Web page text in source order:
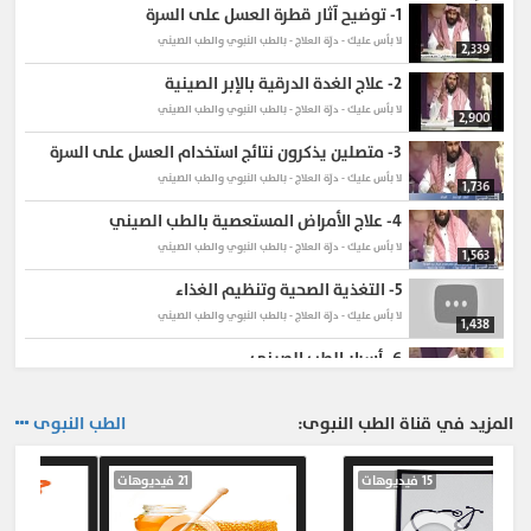
2,339
1- توضيح آثار قطرة العسل على السرة
لا بأس عليك - درّة العلاج - بالطب النبوي والطب الصيني
2,900
2- علاج الغدة الدرقية بالإبر الصينية
لا بأس عليك - درّة العلاج - بالطب النبوي والطب الصيني
1,736
3- متصلين يذكرون نتائج استخدام العسل على السرة
لا بأس عليك - درّة العلاج - بالطب النبوي والطب الصيني
1,563
4- علاج الأمراض المستعصية بالطب الصيني
لا بأس عليك - درّة العلاج - بالطب النبوي والطب الصيني
1,438
5- التغذية الصحية وتنظيم الغذاء
لا بأس عليك - درّة العلاج - بالطب النبوي والطب الصيني
6- أسرار الطب الصيني
1,805
7- علاج الغدة الدرقية
لا بأس عليك - درّة العلاج - بالطب النبوي والطب الصيني
8- فوائد البقدونس
لا بأس عليك - درّة العلاج - بالطب النبوي والطب الصيني
المزيد في قناة الطب النبوى: الطب النبوى
15 فيديوهات 21 فيديوهات